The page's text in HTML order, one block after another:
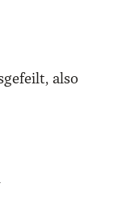
also